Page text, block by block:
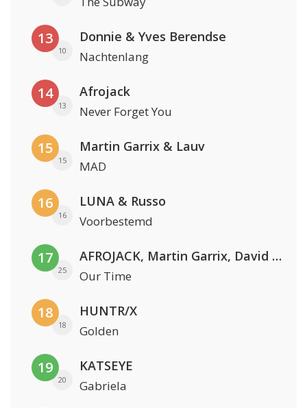
13
10
Donnie & Yves Berendse
Nachtenlang
14
13
Afrojack
Never Forget You
15
15
Martin Garrix & Lauv
MAD
16
16
LUNA & Russo
Voorbestemd
17
25
AFROJACK, Martin Garrix, David Guetta & Amél
Our Time
18
18
HUNTR/X
Golden
19
20
KATSEYE
Gabriela